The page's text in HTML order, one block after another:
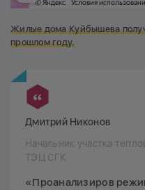
Жилые дома Куйбышева
прошлом году.
Дмитрий Никонов
Начальник участка
ТЭЦ СГК
«Проанализиров